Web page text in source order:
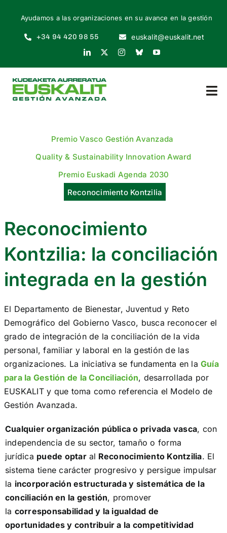
content
Ayudamos a las organizaciones en su avance en la gestión
+34 94 420 98 55 euskalit@euskalit.net
QUIÉNES SOMOS
COMUNIDAD
Search
ES
Premio Vasco Gestión Avanzada
Quality & Sustainability Innovation Award
Premio Euskadi Agenda 2030
Reconocimiento Kontzilia
Reconocimiento
Kontzilia: la conciliación
integrada en la gestión
El Departamento de Bienestar, Juventud y Reto
Demográfico del Gobierno Vasco, busca reconocer el
grado de integración de la conciliación de la vida
personal, familiar y laboral en la gestión de las
organizaciones. La iniciativa se fundamenta en la Guía
para la Gestión de la Conciliación, desarrollada por
EUSKALIT y que toma como referencia el Modelo de
Gestión Avanzada.
Cualquier organización pública o privada vasca, con
independencia de su sector, tamaño o forma
jurídica puede optaral Reconocimiento Kontzilia. El
sistema tiene carácter progresivo y persigue impulsar
la incorporación estructurada y sistemática de la
conciliación en la gestión, promover
la corresponsabilidad y la igualdad de
oportunidades y contribuir a la competitividad